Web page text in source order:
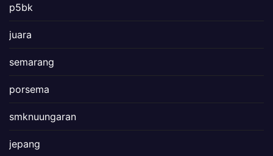
p5bk
juara
semarang
porsema
smknuungaran
jepang